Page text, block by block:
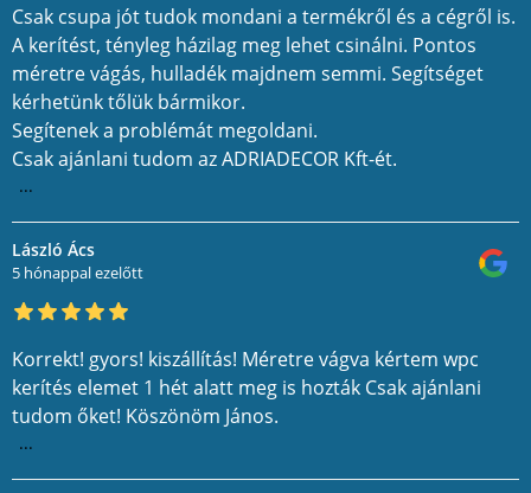
Csak csupa jót tudok mondani a termékről és a cégről is.
A kerítést, tényleg házilag meg lehet csinálni. Pontos
méretre vágás, hulladék majdnem semmi. Segítséget
kérhetünk tőlük bármikor.
Segítenek a problémát megoldani.
Csak ajánlani tudom az ADRIADECOR Kft-ét.
...
László Ács
5 hónappal ezelőtt
Korrekt! gyors! kiszállítás! Méretre vágva kértem wpc
kerítés elemet 1 hét alatt meg is hozták Csak ajánlani
tudom őket! Köszönöm János.
...